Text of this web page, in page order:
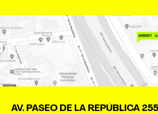
AV. PASEO DE LA REPÚBLICA